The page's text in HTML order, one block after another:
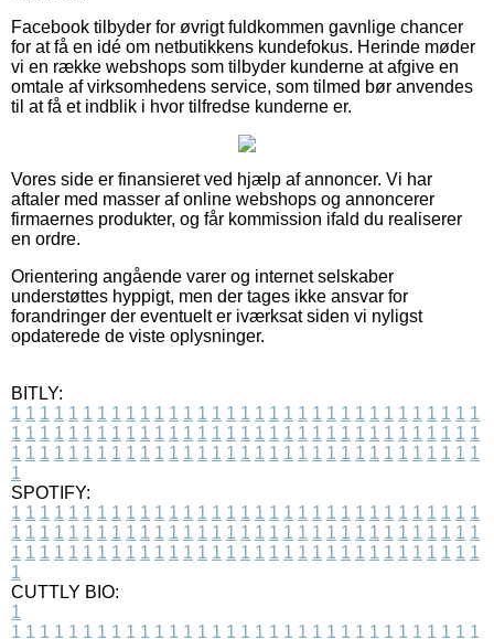
Facebook tilbyder for øvrigt fuldkommen gavnlige chancer
for at få en idé om netbutikkens kundefokus. Herinde møder
vi en række webshops som tilbyder kunderne at afgive en
omtale af virksomhedens service, som tilmed bør anvendes
til at få et indblik i hvor tilfredse kunderne er.
Vores side er finansieret ved hjælp af annoncer. Vi har
aftaler med masser af online webshops og annoncerer
firmaernes produkter, og får kommission ifald du realiserer
en ordre.
Orientering angående varer og internet selskaber
understøttes hyppigt, men der tages ikke ansvar for
forandringer der eventuelt er iværksat siden vi nyligst
opdaterede de viste oplysninger.
BITLY:
1 1 1 1 1 1 1 1 1 1 1 1 1 1 1 1 1 1 1 1 1 1 1 1 1 1 1 1 1 1 1 1 1
1 1 1 1 1 1 1 1 1 1 1 1 1 1 1 1 1 1 1 1 1 1 1 1 1 1 1 1 1 1 1 1 1
1 1 1 1 1 1 1 1 1 1 1 1 1 1 1 1 1 1 1 1 1 1 1 1 1 1 1 1 1 1 1 1 1
1
SPOTIFY:
1 1 1 1 1 1 1 1 1 1 1 1 1 1 1 1 1 1 1 1 1 1 1 1 1 1 1 1 1 1 1 1 1
1 1 1 1 1 1 1 1 1 1 1 1 1 1 1 1 1 1 1 1 1 1 1 1 1 1 1 1 1 1 1 1 1
1 1 1 1 1 1 1 1 1 1 1 1 1 1 1 1 1 1 1 1 1 1 1 1 1 1 1 1 1 1 1 1 1
1
CUTTLY BIO:
1
1 1 1 1 1 1 1 1 1 1 1 1 1 1 1 1 1 1 1 1 1 1 1 1 1 1 1 1 1 1 1 1 1